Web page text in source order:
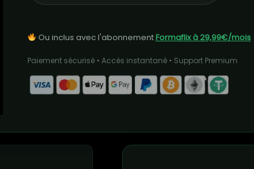
Ou inclus avec l'abonnementFormaflix à 29,99€/mois
Paiement sécurisé • Accès instantané • Support Premium